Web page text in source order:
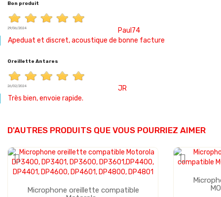
Bon produit
29/06/2024
Paul74
Apeduat et discret, acoustique de bonne facture
Oreillette Antares
26/02/2024
JR
Très bien, envoie rapide.
D'AUTRES PRODUITS QUE VOUS POURRIEZ AIMER
Microphone oreillette compatible